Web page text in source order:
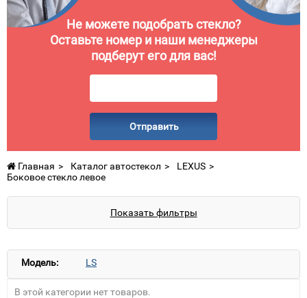
Не можете подобрать стекло?
Оставьте номер и наши менеджеры
подберут его для вас!
Отправить
Главная Каталог автостекол
LEXUS
Боковое стекло левое
Показать фильтры
Модель: LS
В этой категории нет товаров.